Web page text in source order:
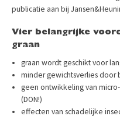
publicatie aan bij
Vier belangrijke
graan
graan wordt geschikt voor
minder gewichtsverlies door
geen ontwikkeling van
(DON!)
effecten van schadelijke